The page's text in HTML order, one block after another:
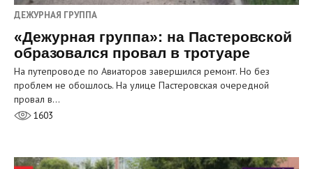
ДЕЖУРНАЯ ГРУППА
«Дежурная группа»: на Пастеровской
образовался провал в тротуаре
На путепроводе по Авиаторов завершился ремонт. Но без
проблем не обошлось. На улице Пастеровская очередной
провал в…
1603